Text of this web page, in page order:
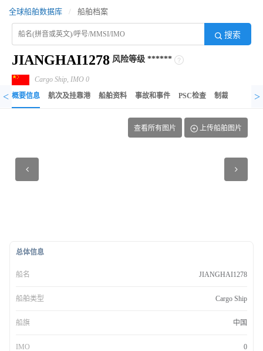
全球船舶数据库 / 船舶档案
搜索
JIANGHAI1278 风险等级 ******
Cargo Ship, IMO 0
< 概要信息 航次及挂靠港 船舶资料 事故和事件 PSC检查 制裁记录 异
>
总体信息
船名 JIANGHAI1278
船舶类型 Cargo Ship
船旗 中国
IMO 0
查看所有图片 上传船舶图片